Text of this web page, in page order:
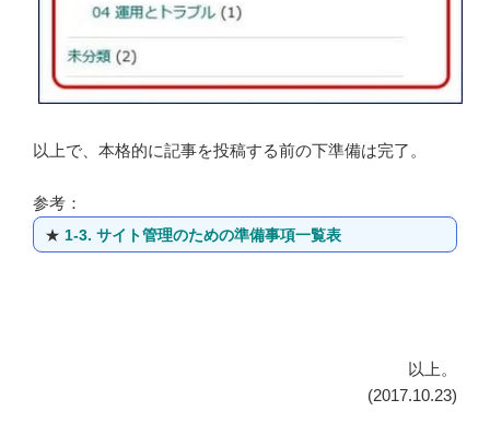
以上で、本格的に記事を投稿する前の下準備は完了。
参考：
★ 1-3. サイト管理のための準備事項一覧表
以上。
(2017.10.23)